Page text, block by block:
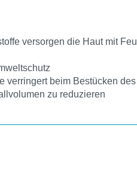
versorgen die Haut mit
verringert beim Bestücken
zu reduzieren